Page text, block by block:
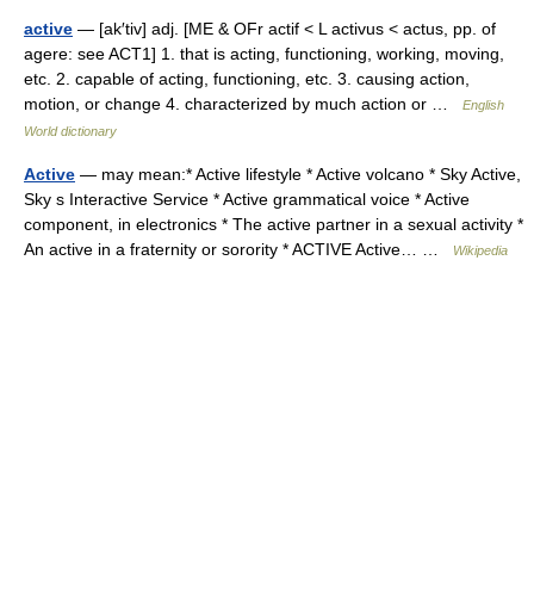
active — [ak′tiv] adj. [ME & OFr actif < L activus < actus, pp. of
agere: see ACT1] 1. that is acting, functioning, working, moving,
etc. 2. capable of acting, functioning, etc. 3. causing action,
motion, or change 4. characterized by much action or …
English
World dictionary
Active — may mean:* Active lifestyle * Active volcano * Sky Active,
Sky s Interactive Service * Active grammatical voice * Active
component, in electronics * The active partner in a sexual activity *
An active in a fraternity or sorority * ACTIVE Active… …
Wikipedia